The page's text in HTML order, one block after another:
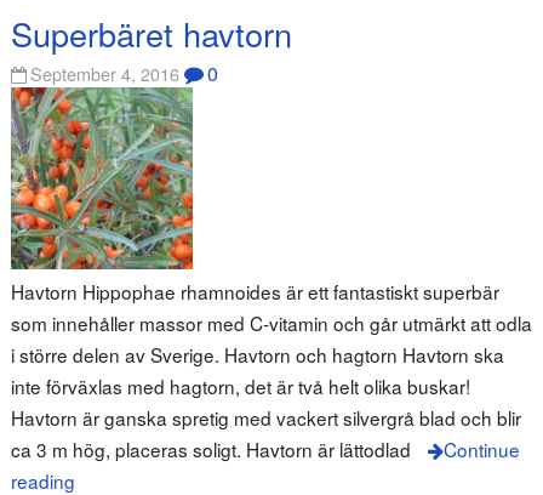
Superbäret havtorn
September 4, 2016 0
Havtorn Hippophae rhamnoides är ett fantastiskt superbär
som innehåller massor med C-vitamin och går utmärkt att odla
i större delen av Sverige. Havtorn och hagtorn Havtorn ska
inte förväxlas med hagtorn, det är två helt olika buskar!
Havtorn är ganska spretig med vackert silvergrå blad och blir
ca 3 m hög, placeras soligt. Havtorn är lättodlad
Continue
reading